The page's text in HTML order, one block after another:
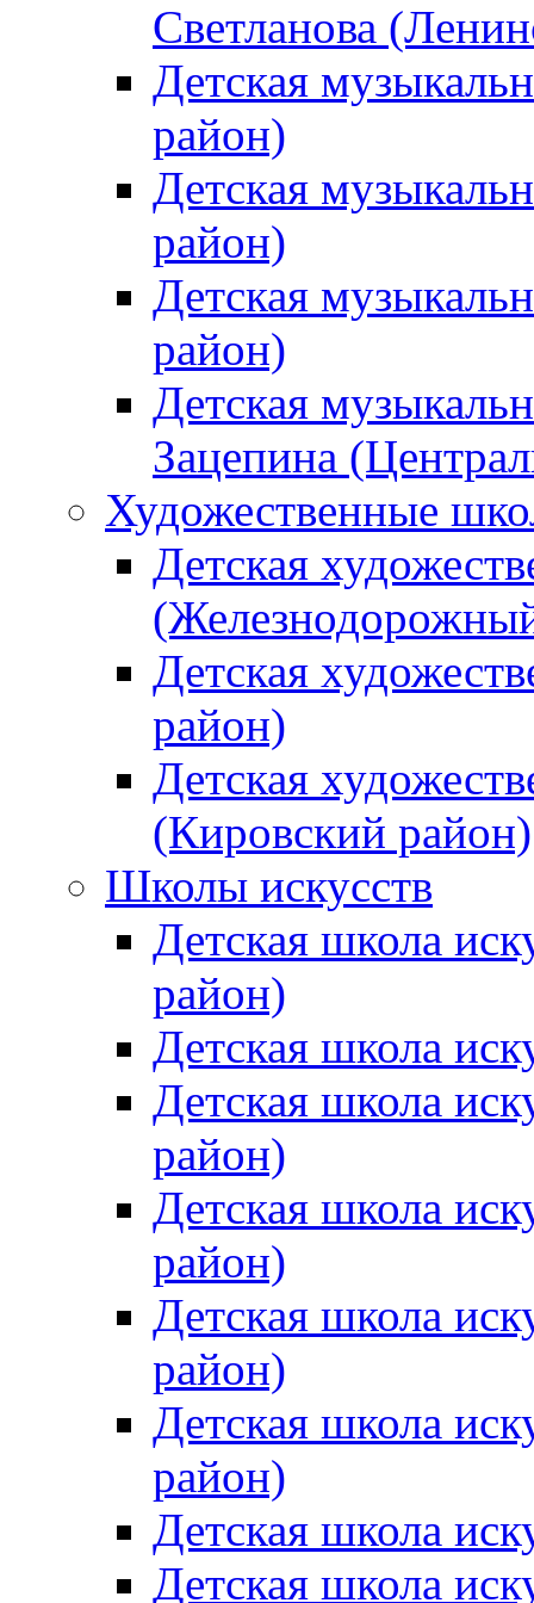
Светланова
Детская
район)
Детская
район)
Детская
район)
Детская
Зацепина
Художественные
Детская
Детская
район)
Детская
(Кировский район)
Школы искусств
Детская школа
район)
Детская школа
Детская школа
район)
Детская школа
район)
Детская школа
район)
Детская школа
район)
Детская школа
Детская школа